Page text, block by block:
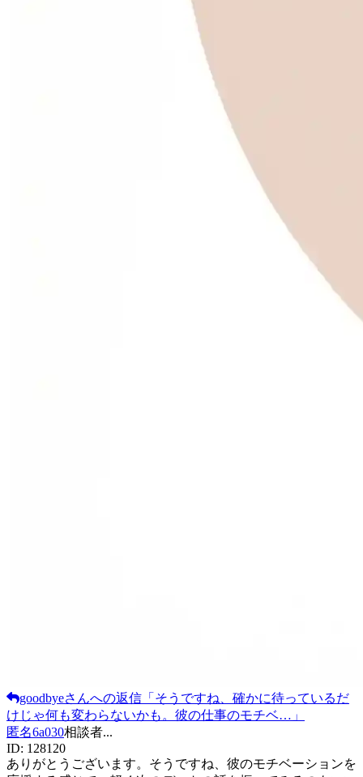
goodbyeさんへの返信 「 そうですね、確かに待っているだ
けじゃ何も変わらないかも。彼の仕事のモチベ… 」
匿名6a030相談者...
ID: 128120
ありがとうございます。そうですね、彼のモチベーションを